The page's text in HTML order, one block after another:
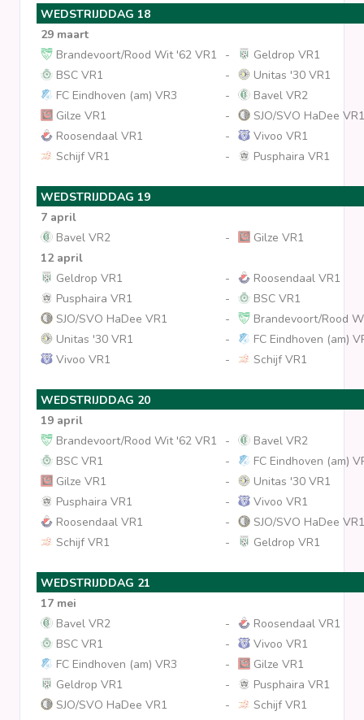
WEDSTRIJDDAG 18
29 maart
Brandevoort/Rood Wit '62 VR1
-
Geldrop VR1
BSC VR1
-
Unitas '30 VR1
FC Eindhoven (am) VR3
-
Bavel VR2
Gilze VR1
-
SJO/SVO HaDee VR1
Roosendaal VR1
-
Vivoo VR1
Schijf VR1
- Pusphaira VR1
WEDSTRIJDDAG 19
7 april
Bavel VR2
-
Gilze VR1
12 april
Geldrop VR1
-
Roosendaal VR1
Pusphaira VR1
-
BSC VR1
SJO/SVO HaDee VR1
-
Brandevoort/Rood
Unitas '30 VR1
-
FC Eindhoven (am)
Vivoo VR1
- Schijf VR1
WEDSTRIJDDAG 20
19 april
Brandevoort/Rood Wit '62 VR1
-
Bavel VR2
BSC VR1
-
FC Eindhoven (am)
Gilze VR1
-
Unitas '30 VR1
Pusphaira VR1
-
Vivoo VR1
Roosendaal VR1
-
SJO/SVO HaDee VR1
Schijf VR1
- Geldrop VR1
WEDSTRIJDDAG 21
17 mei
Bavel VR2
-
Roosendaal VR1
BSC VR1
-
Vivoo VR1
FC Eindhoven (am) VR3
-
Gilze VR1
Geldrop VR1
-
Pusphaira VR1
SJO/SVO HaDee VR1
-
Schijf VR1